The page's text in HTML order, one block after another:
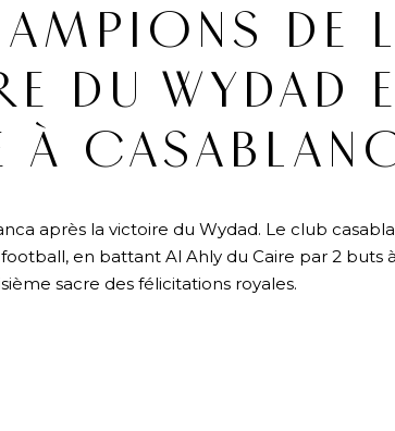
DE
DU WYDAD
À
après la victoire du Wydad. Le club
en battant Al Ahly du Caire par 2 buts
sacre des félicitations royales.